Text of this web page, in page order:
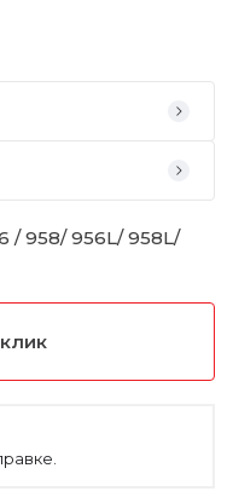
/ 958/ 956L/ 958L/